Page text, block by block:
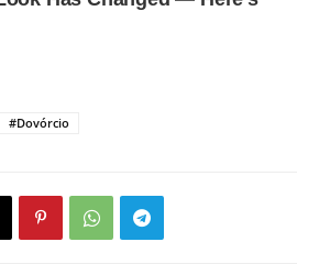
#Dovórcio